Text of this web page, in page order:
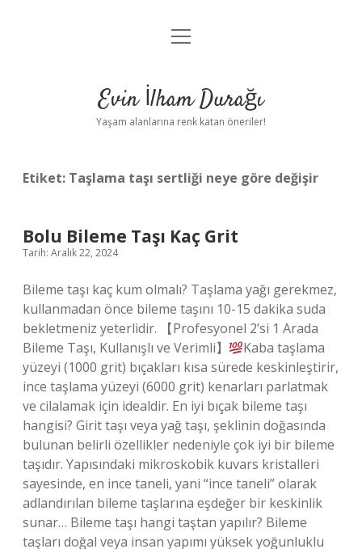
Anasayfa
Yasal Uyarı
menüyü
Evin İlham Durağı
Yaşam alanlarına renk katan öneriler!
Etiket: Taşlama taşı sertliği neye göre değişir
Bolu Bileme Taşı Kaç Grit
Tarih: Aralık 22, 2024
Bileme taşı kaç kum olmalı? Taşlama yağı gerekmez,
kullanmadan önce bileme taşını 10-15 dakika suda
bekletmeniz yeterlidir. 【Profesyonel 2’si 1 Arada
Bileme Taşı, Kullanışlı ve Verimli】
Kaba taşlama
yüzeyi (1000 grit) bıçakları kısa sürede keskinleştirir,
ince taşlama yüzeyi (6000 grit) kenarları parlatmak
ve cilalamak için idealdir. En iyi bıçak bileme taşı
hangisi? Girit taşı veya yağ taşı, şeklinin doğasında
bulunan belirli özellikler nedeniyle çok iyi bir bileme
taşıdır. Yapısındaki mikroskobik kuvars kristalleri
sayesinde, en ince taneli, yani “ince taneli” olarak
adlandırılan bileme taşlarına eşdeğer bir keskinlik
sunar… Bileme taşı hangi taştan yapılır? Bileme
taşları doğal veya insan yapımı yüksek yoğunluklu